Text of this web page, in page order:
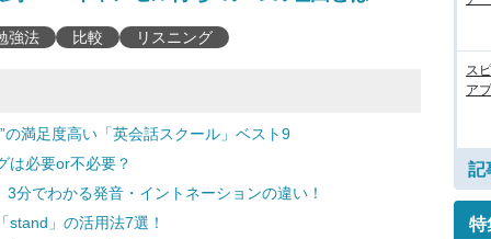
強法 比較 リスニング
満足度高い「英会話スクール」ベスト9
必要or不必要？
でわかる発音・イントネーションの違い！
」の活用法7選！
ス
ア
記
特